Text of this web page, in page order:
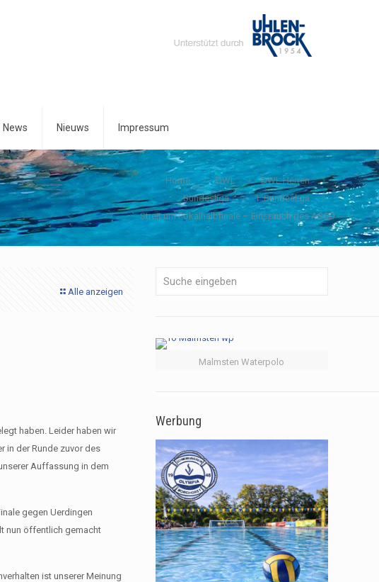
News Nieuws Impressum
Home DWL
DWL Herren
Bundesliga
1. Bundesliga
Streit um Pokalhalbfinale – Einspruch des ASCD
Alle anzeigen
haben. Leider haben wir
in der Runde zuvor des
Auffassung in dem
gegen Uerdingen
nun öffentlich gemacht
ist unserer Meinung
Malmsten Waterpolo
Werbung